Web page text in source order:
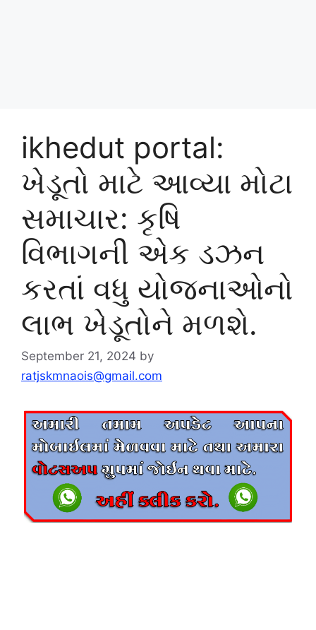
ikhedut portal:
ખેડૂતો માટે આવ્યા મોટા
સમાચાર: કૃષિ
વિભાગની એક ડઝન
કરતાં વધુ યોજનાઓનો
લાભ ખેડૂતોને મળશે.
September 21, 2024 by
ratjskmnaois@gmail.com